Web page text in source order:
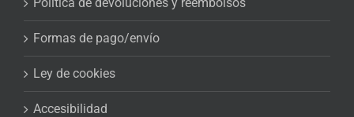
Formas de pago/envío
Ley de cookies
Accesibilidad